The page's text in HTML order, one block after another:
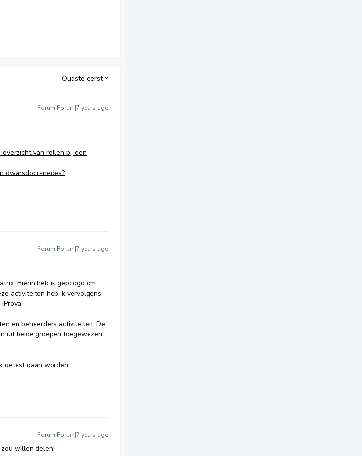
Oudste eerst
Forum|Forum|7 years ago
van rollen bij een
dwarsdoorsnedes?
Forum|Forum|7 years ago
Hierin heb ik gepoogd om
activiteiten heb ik vervolgens
en beheerders activiteiten. De
uit beide groepen toegewezen
getest gaan worden.
Forum|Forum|7 years ago
willen delen!